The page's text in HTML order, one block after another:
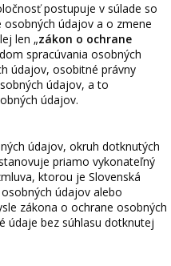
postupuje v súlade so
osobných údajov a o zmene
len „zákon o ochrane
spracúvania osobných
údajov, osobitné právny
údajov, a to
údajov.
údajov, okruh dotknutých
priamo vykonateľný
ktorou je Slovenská
údajov alebo
zákona o ochrane osobných
údaje bez súhlasu dotknutej